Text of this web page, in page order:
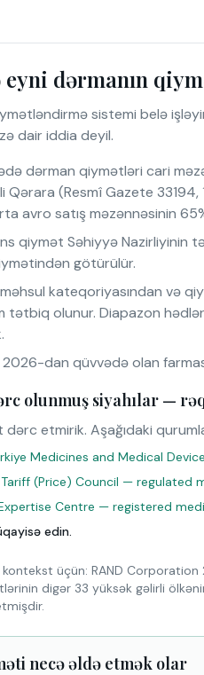
eyni dərmanın
sistemi belə
dair iddia deyil.
dərman qiymətləri cari
Qərara (Resmî Gazete 33194,
avro satış məzənnəsinin
qiymət Səhiyyə Nazirliyinin
götürülür.
kateqoriyasından və
tətbiq olunur. Diapazon
2026-dan qüvvədə olan
olunmuş siyahılar —
etmirik. Aşağıdaki
Medicines and Medical
(Price) Council — regulated
Centre — registered
edin.
kontekst üçün: RAND
digər 33 yüksək gəlirli
necə əldə etmək olar